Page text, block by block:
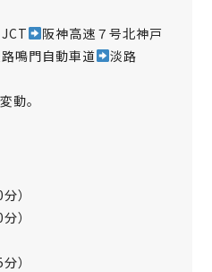
阪神高速７号北神戸
鳴門自動車道
淡路
動。
）
）
）